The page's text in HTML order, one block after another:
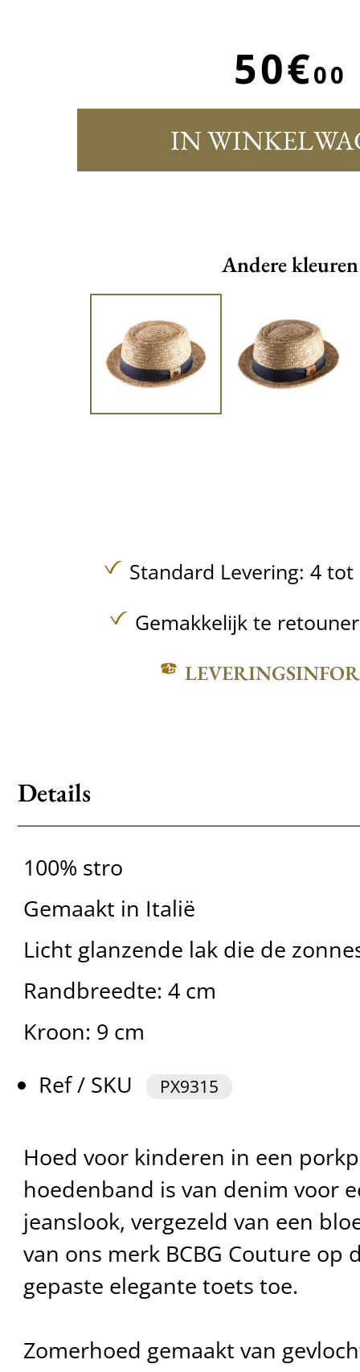
50€00
IN
Andere kleuren
Standard Levering: 4
Gemakkelijk te
Details
100% stro
Gemaakt in Italië
Licht glanzende lak die de
Randbreedte: 4 cm
Kroon: 9 cm
Ref / SKU
PX9315
Hoed voor kinderen in een
hoedenband is van denim voor
jeanslook, vergezeld van een
van ons merk BCBG Couture op
gepaste elegante toets toe.
Zomerhoed gemaakt van